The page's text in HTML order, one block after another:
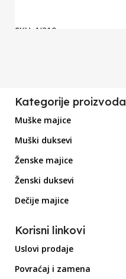
SKU: N310
Kategorije proizvoda
Muške majice
Muški duksevi
Ženske majice
Ženski duksevi
Dečije majice
Korisni linkovi
Uslovi prodaje
Povraćaj i zamena